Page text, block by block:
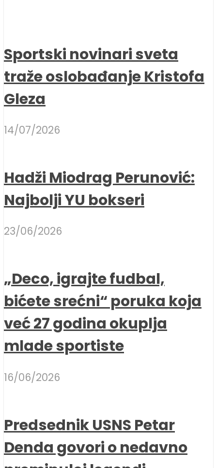
Sportski novinari sveta
traže oslobađanje Kristofa
Gleza
14/07/2026
Hadži Miodrag Perunović:
Najbolji YU bokseri
23/06/2026
„Deco, igrajte fudbal,
bićete srećni“ poruka koja
već 27 godina okuplja
mlade sportiste
16/06/2026
Predsednik USNS Petar
Denda govori o nedavno